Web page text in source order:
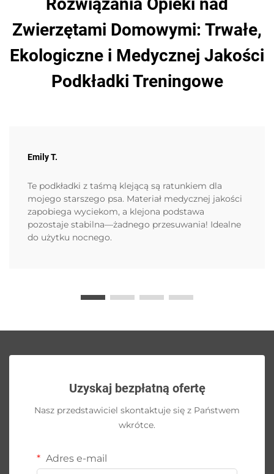
Zwierzętami Domowymi: Trwałe,
Ekologiczne i Medycznej Jakości
Podkładki Treningowe
Emily T.
Te podkładki z taśmą klejącą są ratunkiem dla
mojego starszego psa. Materiał medycznej jakości
zapobiega wyciekom, a klejona podstawa
pozostaje stabilna—żadnego przesuwania! Idealne
do użytku nocnego.
Uzyskaj bezpłatną ofertę
Nasz przedstawiciel skontaktuje się z Państwem
wkrótce.
Adres e-mail